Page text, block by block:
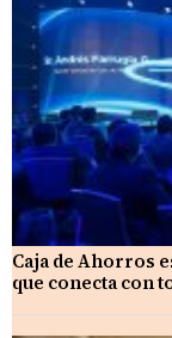
Caja de Ahorros
que conecta con